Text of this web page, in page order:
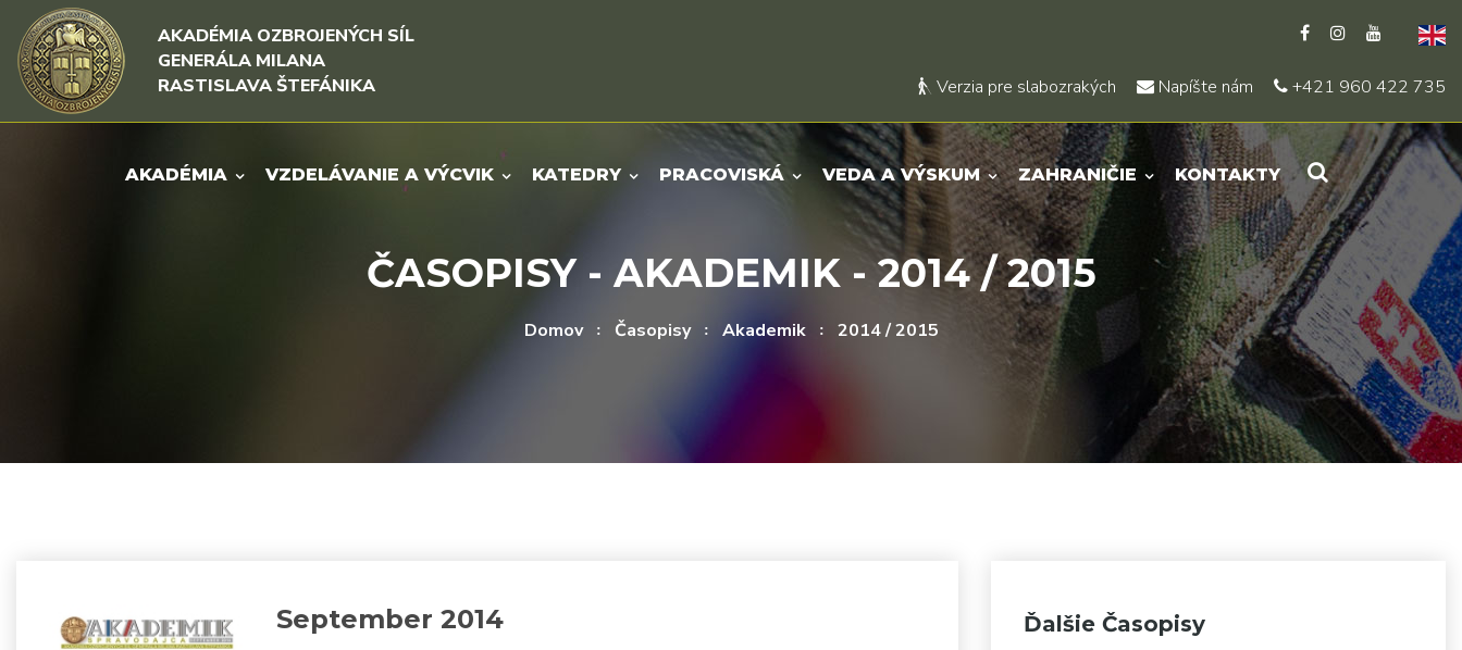
Rovno na obsah
Rovno na menu
AKADÉMIA OZBROJENÝCH SÍL
GENERÁLA MILANA
RASTISLAVA ŠTEFÁNIKA
Verzia pre slabozrakých Napíšte nám +421 960 422 735
AKADÉMIA VZDELÁVANIE A VÝCVIK KATEDRY PRACOVISKÁ VEDA A VÝSKUM ZAHRANIČIE KONTAKTY
ČASOPISY - AKADEMIK - 2014 / 2015
Domov Časopisy Akademik 2014 / 2015
September 2014 Ďalšie Časopisy